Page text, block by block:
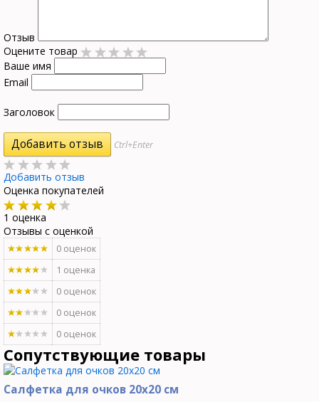
Отзыв
Оцените товар
Ваше имя
Email
Заголовок
Ctrl+Enter
Добавить отзыв
Оценка покупателей
1 оценка
Отзывы с оценкой
0 оценок
1 оценка
0 оценок
0 оценок
0 оценок
Сопутствующие товары
Салфетка для очков 20х20 см